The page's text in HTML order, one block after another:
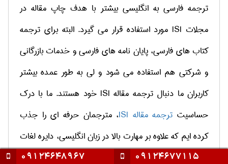
ترجمه فارسی به انگلیسی بیشتر با هدف چاپ مقاله در
مجلات ISI مورد استفاده قرار می گیرد. البته برای ترجمه
کتاب های فارسی، پایان نامه های فارسی و خدمات بازرگانی
و شرکتی هم استفاده می شود و لی به طور عمده بیشتر
کاربران ما دنبال ترجمه مقاله ISI خود هستند. ما با درک
حساسیت ترجمه مقاله ISI، مترجمان حرفه ای را جذب
کرده ایم که علاوه بر مهارت بالا در زبان انگلیسی، دایره لغات
گسترده، با قواعد نگارش مقلات علمی نیز به خوبی آشنا
09124677115
09124648967